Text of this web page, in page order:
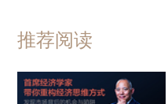
推荐阅读